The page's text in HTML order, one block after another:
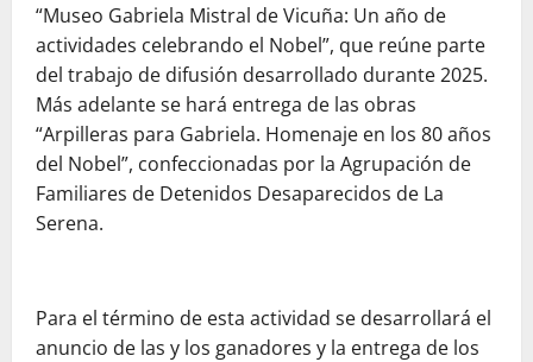
“Museo Gabriela Mistral de Vicuña: Un año de
actividades celebrando el Nobel”, que reúne parte
del trabajo de difusión desarrollado durante 2025.
Más adelante se hará entrega de las obras
“Arpilleras para Gabriela. Homenaje en los 80 años
del Nobel”, confeccionadas por la Agrupación de
Familiares de Detenidos Desaparecidos de La
Serena.
Para el término de esta actividad se desarrollará el
anuncio de las y los ganadores y la entrega de los